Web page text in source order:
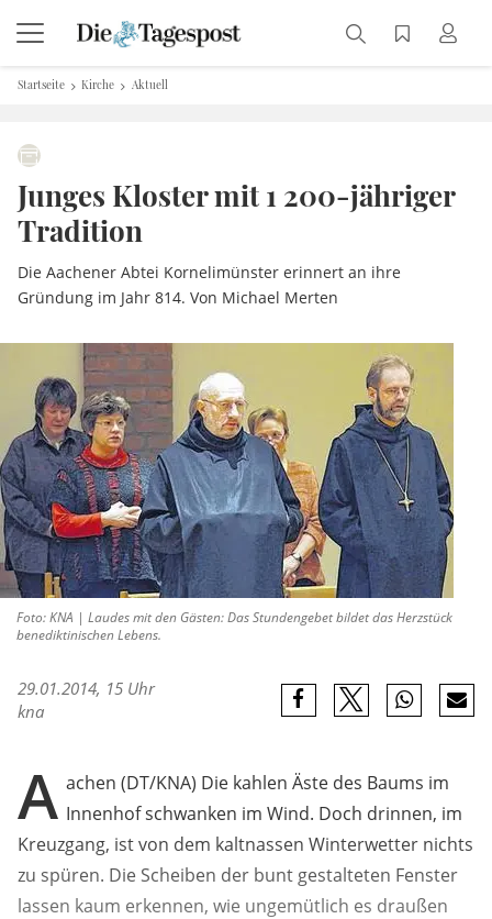
Startseite Kirche Aktuell
Junges Kloster mit 1 200-jähriger
Tradition
Die Aachener Abtei Kornelimünster erinnert an ihre
Gründung im Jahr 814. Von Michael Merten
Foto: KNA | Laudes mit den Gästen: Das Stundengebet bildet das Herzstück
benediktinischen Lebens.
29.01.2014, 15 Uhr
kna
A achen (DT/KNA) Die kahlen Äste des Baums im
Innenhof schwanken im Wind. Doch drinnen, im
Kreuzgang, ist von dem kaltnassen Winterwetter nichts
zu spüren. Die Scheiben der bunt gestalteten Fenster
lassen kaum erkennen, wie ungemütlich es draußen